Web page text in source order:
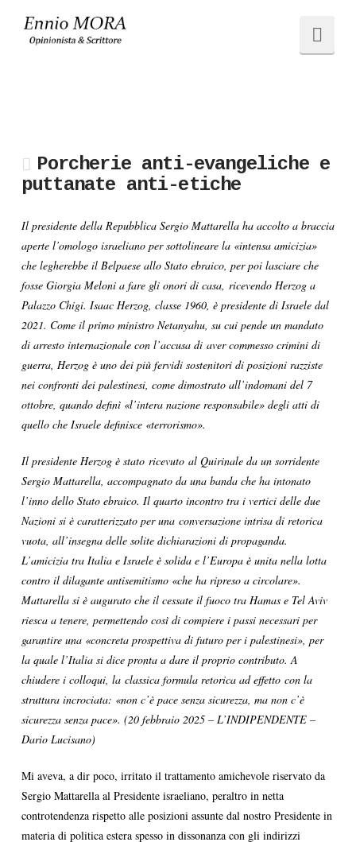
Ennio
Porcherie anti-evangeliche e
puttanate anti-etiche
Il presidente della Repubblica Sergio Mattarella ha accolto a braccia
aperte l’omologo israeliano per sottolineare la «intensa amicizia»
che legherebbe il Belpaese allo Stato ebraico, per poi lasciare che
fosse Giorgia Meloni a fare gli onori di casa, ricevendo Herzog a
Palazzo Chigi. Isaac Herzog, classe 1960, è presidente di Israele dal
2021. Come il primo ministro Netanyahu, su cui pende un mandato
di arresto internazionale con l’accusa di aver commesso crimini di
guerra, Herzog è uno dei più fervidi sostenitori di posizioni razziste
nei confronti dei palestinesi, come dimostrato all’indomani del 7
ottobre, quando definì «l’intera nazione responsabile» degli atti di
quello che Israele definisce «terrorismo».
Il presidente Herzog è stato ricevuto al Quirinale da un sorridente
Sergio Mattarella, accompagnato da una banda che ha intonato
l’inno dello Stato ebraico. Il quarto incontro tra i vertici delle due
Nazioni si è caratterizzato per una conversazione intrisa di retorica
vuota, all’insegna delle solite dichiarazioni di propaganda.
L’amicizia tra Italia e Israele è solida e l’Europa è unita nella lotta
contro il dilagante antisemitismo «che ha ripreso a circolare».
Mattarella si è augurato che il cessate il fuoco tra Hamas e Tel Aviv
riesca a tenere, permettendo così di compiere i passi necessari per
garantire una «concreta prospettiva di futuro per i palestinesi», per
la quale l’Italia si dice pronta a dare il proprio contributo. A
chiudere i colloqui, la classica formula retorica ad effetto con la
struttura incrociata: «non c’è pace senza sicurezza, ma non c’è
sicurezza senza pace». (20 febbraio 2025 – L’INDIPENDENTE –
Dario Lucisano)
Mi aveva, a dir poco, irritato il trattamento amichevole riservato da
Sergio Mattarella al Presidente israeliano, peraltro in netta
controtendenza rispetto alle posizioni assunte dal nostro Presidente in
materia di politica estera spesso in dissonanza con gli indirizzi